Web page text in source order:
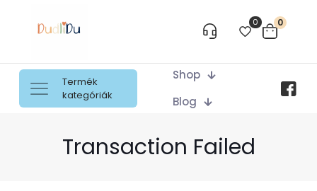
0 0
Termék
kategóriák
Shop
Blog
Transaction Failed